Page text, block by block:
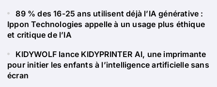
89 % des 16-25 ans utilisent déjà l’IA générative :
Ippon Technologies appelle à un usage plus éthique
et critique de l’IA
KIDYWOLF lance KIDYPRINTER AI, une imprimante
pour initier les enfants à l’intelligence artificielle sans
écran